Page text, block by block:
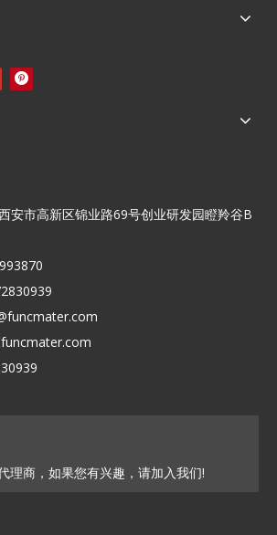
安市高新区锦业路69号创业研发园瞪羚谷B
理商，如果您有兴趣，请加入我们!